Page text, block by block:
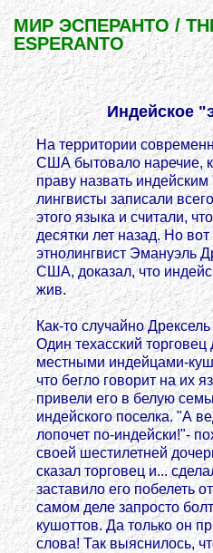
МИР ЭСПЕРАНТО /
ESPERANTO
Индейское
На территории
США бытовало наречие,
праву назвать индейским
лингвисты записали
этого языка и считали,
десятки лет назад. Но
этнолингвист Эмануэль
США, доказал, что
жив.
Как-то случайно
Один техасский
местными индейцами-
что бегло говорит на их
привели его в белую
индейского поселка. "А
лопочет по-индейски!"-
своей шестилетней
сказал торговец и...
заставило его побелеть
самом деле запросто
кушоттов. Да только он
слова! Так выяснилось,